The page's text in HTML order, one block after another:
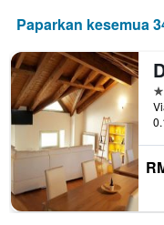
Paparkan kesemua